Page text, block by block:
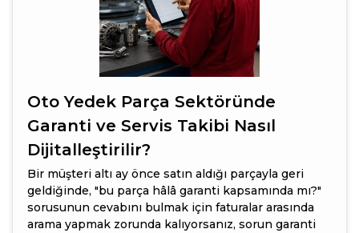
Oto Yedek Parça Sektöründe
Garanti ve Servis Takibi Nasıl
Dijitalleştirilir?
Bir müşteri altı ay önce satın aldığı parçayla geri
geldiğinde, "bu parça hâlâ garanti kapsamında mı?"
sorusunun cevabını bulmak için faturalar arasında
arama yapmak zorunda kalıyorsanız, sorun garanti